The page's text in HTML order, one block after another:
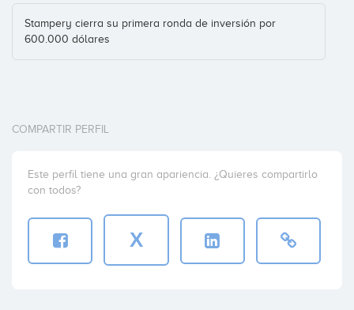
Stampery cierra su primera ronda de inversión por
600.000 dólares
COMPARTIR PERFIL
Este perfil tiene una gran apariencia. ¿Quieres compartirlo
con todos?
X